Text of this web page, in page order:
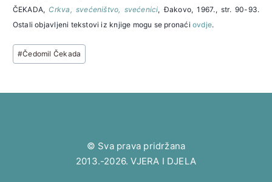
ČEKADA, Crkva, svećeništvo, svećenici, Đakovo, 1967., str. 90-93.
Ostali objavljeni tekstovi iz knjige mogu se pronaći ovdje.
Post
Tags:
#Čedomil Čekada
© Sva prava pridržana
2013.-2026. VJERA I DJELA